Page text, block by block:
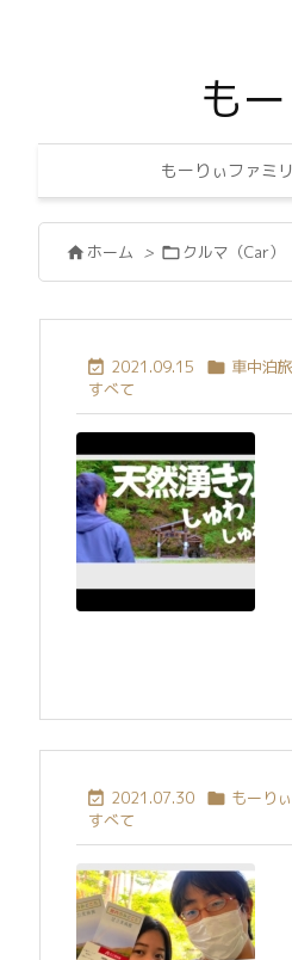
も
もーりぃファミ
 ホーム > クルマ（Car）
 2021.09.15  車中泊旅
すべて
 2021.07.30  もーり
すべて